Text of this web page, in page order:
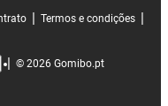
| Termos e condições |
| © 2026 Gomibo.pt